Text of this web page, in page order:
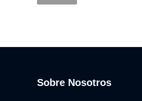
Sobre Nosotros